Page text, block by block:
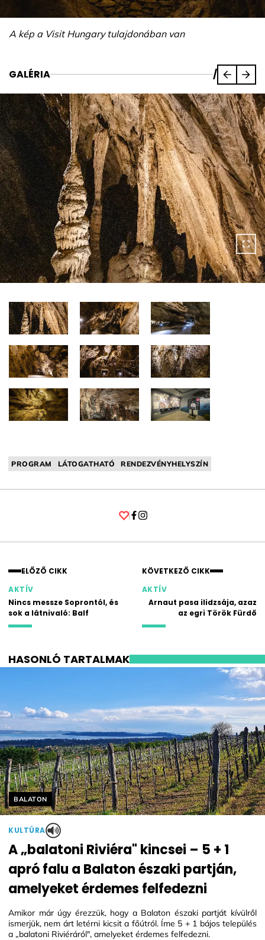
A kép a Visit Hungary tulajdonában van
GALÉRIA /
PROGRAM LÁTOGATHATÓ RENDEZVÉNYHELYSZÍN
ELŐZŐ CIKK
AKTÍV
Nincs messze Soprontól, és
sok a látnivaló: Balf
KÖVETKEZŐ CIKK
AKTÍV
Arnaut pasa ilidzsája, azaz
az egri Török Fürdő
HASONLÓ TARTALMAK
Helyszín címkék:
BALATON
KULTÚRA
A „balatoni Riviéra" kincsei – 5 + 1
apró falu a Balaton északi partján,
amelyeket érdemes felfedezni
Amikor már úgy érezzük, hogy a Balaton északi partját kívülről
ismerjük, nem árt letérni kicsit a főútról. Íme 5 + 1 bájos település
a „balatoni Riviéráról", amelyeket érdemes felfedezni.